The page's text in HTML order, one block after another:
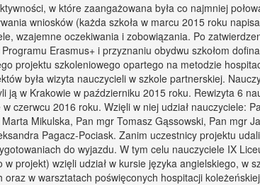
w które zaangażowana była co najmniej
wniosków (każda szkoła w marcu 2015 roku
wzajemne oczekiwania i zobowiązania. Po
Erasmus+ i przyznaniu obydwu szkołom
projektu szkoleniowego opartego na metodzie
była wizyta nauczycieli w szkole partnerskiej.
ją w Krakowie w październiku 2015 roku. Rewizyta 6
czerwcu 2016 roku. Wzięli w niej udział nauczyciele:
Mikulska, Pan mgr Tomasz Gąssowski, Pan mgr
Pagacz-Pociask. Zanim uczestnicy projektu
do wyjazdu. W tym celu nauczyciele IX
projekt) wzięli udział w kursie języka angielskiego, w
w warsztatach poświęconych hospitacji